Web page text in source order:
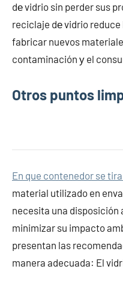
dе vidrio sin perder sus
reciclaje dе vidrio
fabricar nuevos
contaminación у el
Otros puntos
En que contenedor se
material utilizado en
necesita una disposición
minimizar su impacto
presentan las
manera adecuada: El